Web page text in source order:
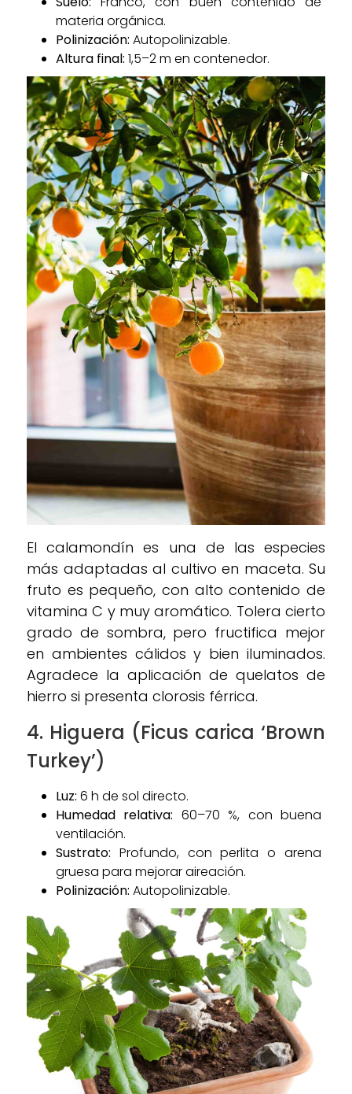
materia orgánica.
Polinización: Autopolinizable.
Altura final: 1,5–2 m en contenedor.
El calamondín es una de las especies
más adaptadas al cultivo en maceta. Su
fruto es pequeño, con alto contenido de
vitamina C y muy aromático. Tolera cierto
grado de sombra, pero fructifica mejor
en ambientes cálidos y bien iluminados.
Agradece la aplicación de quelatos de
hierro si presenta clorosis férrica.
4. Higuera (Ficus carica ‘Brown
Turkey’)
Luz: 6 h de sol directo.
Humedad relativa: 60–70 %, con buena
ventilación.
Sustrato: Profundo, con perlita o arena
gruesa para mejorar aireación.
Polinización: Autopolinizable.